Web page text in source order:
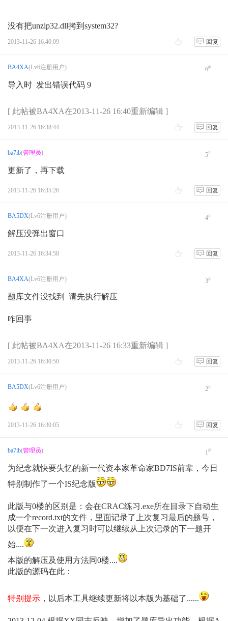
没有把unzip32.dll拷到system32?
2013-11-26 16:40:09 回复
BA4XA(Lv6注册用户) 6#
导入时 发出错误代码 9
[ 此帖被BA4XA在2013-11-26 16:40重新编辑 ]
2013-11-26 16:38:44 回复
ba7ib(管理员) 5#
更新了，再下载
2013-11-26 16:35:26 回复
BA5DX(Lv6注册用户) 4#
解压没弹出窗口
2013-11-26 16:34:58 回复
BA4XA(Lv6注册用户) 3#
题库文件没找到 请先执行解压
咋回事
[ 此帖被BA4XA在2013-11-26 16:33重新编辑 ]
2013-11-26 16:30:50 回复
BA5DX(Lv6注册用户) 2#
2013-11-26 16:30:05 回复
ba7ib(管理员) 1#
为纪念就快要失忆的新一代资本家革命家BD7IS前辈，今日
特别制作了一个IS纪念版
此版与0楼的区别是：会在CRAC练习.exe所在目录下自动生
成一个record.txt的文件，里面记录了上次复习最后的题号，
以便在下一次进入复习时可以继续从上次记录的下一题开
始....
本版的解压及使用方法同0楼....
此版的源码在此：
特别提示 ，以后本工具继续更新将以本版为基础了......